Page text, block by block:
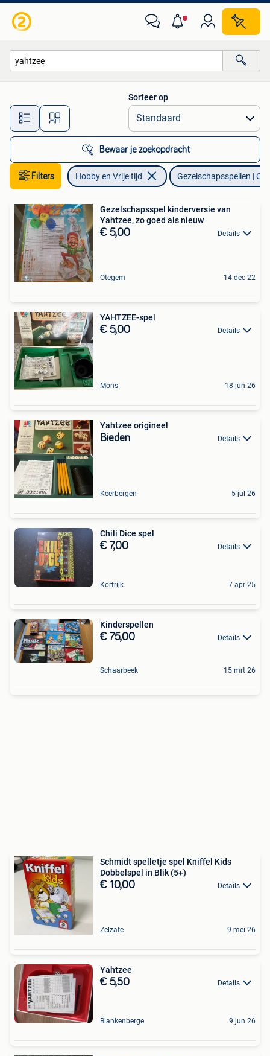
Alle afstanden…
Sorteer op
Bewaar je zoekopdracht
Filters Hobby en Vrije tijd Gezelschapsspellen |
Gezelschapsspel kinderversie van
Yahtzee, zo goed als nieuw
€ 5,00 Details
Otegem 14 dec 22
YAHTZEE-spel
€ 5,00 Details
Mons 18 jun 26
Yahtzee origineel
Bieden Details
Keerbergen 5 jul 26
Chili Dice spel
€ 7,00 Details
Kortrijk 7 apr 25
Kinderspellen
€ 75,00 Details
Schaarbeek 15 mrt 26
Schmidt spelletje spel Kniffel Kids
Dobbelspel in Blik (5+)
€ 10,00 Details
Zelzate 9 mei 26
Yahtzee
€ 5,50 Details
Blankenberge 9 jun 26